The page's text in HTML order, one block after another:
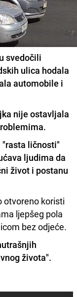
svedočili
ulica hodala
automobile i
nije ostavljala
"rasta ličnosti"
ljudima da
život i postanu
otvoreno koristi
ljepšeg pola
bez odjeće.
života".